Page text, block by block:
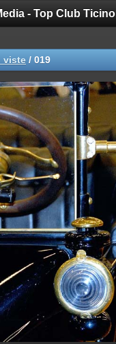
- Top Club Ticino
viste / 019